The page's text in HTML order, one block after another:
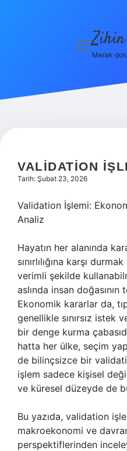
Politikası
menüyü
Merak
VALIDATION
Tarih: Şubat 23, 2026
Validation İşlemi:
Analiz
Hayatın her alanında
sınırlılığına karşı
verimli şekilde
aslında insan doğasının
Ekonomik kararlar da,
genellikle sınırsız istek
bir denge kurma
hatta her ülke, seçim
de bilinçsizce bir
işlem sadece kişisel
ve küresel düzeyde de
Bu yazıda, validation
makroekonomi ve
perspektiflerinden